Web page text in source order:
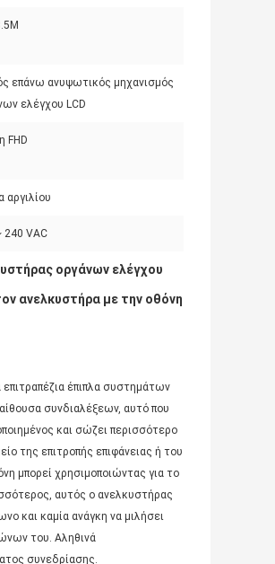
επάνω ανυψωτικός μηχανισμός
ελέγχου LCD
FHD
αργιλίου
240 VAC
οργάνων ελέγχου
ανελκυστήρα με την οθόνη
έπιπλα συστημάτων
συνδιαλέξεων, αυτό που
και σώζει περισσότερο
της επιτροπής επιφάνειας ή του
μπορεί χρησιμοποιώντας για το
αυτός ο ανελκυστήρας
και καμία ανάγκη να μιλήσει
του. Αληθινά
συνεδρίασης.